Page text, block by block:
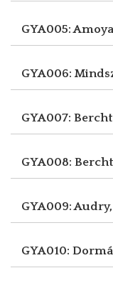
GYA005:
GYA006:
GYA007:
GYA008:
GYA009:
GYA010: